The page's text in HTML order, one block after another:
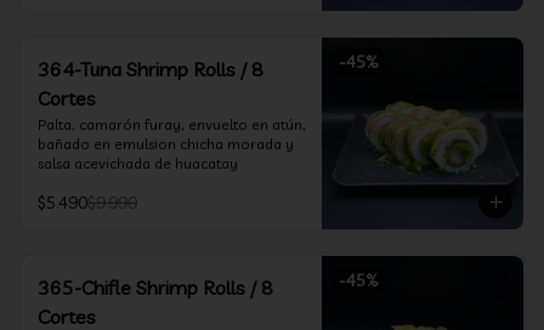
-45%
364-Tuna Shrimp Rolls / 8
Cortes
Palta, camarón furay, envuelto en atún,
bañado en emulsion chicha morada y
salsa acevichada de huacatay
$5.490$9.990
-45%
365-Chifle Shrimp Rolls / 8
Cortes